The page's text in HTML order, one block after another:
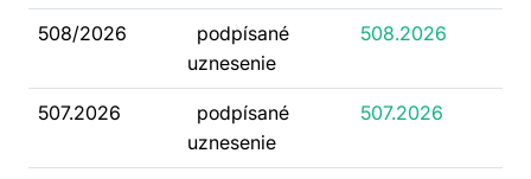
508/2026
podpísané
uznesenie
508.2026
507.2026
podpísané
uznesenie
507.2026